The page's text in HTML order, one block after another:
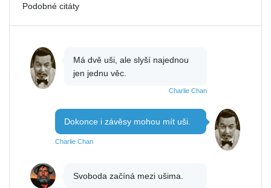
Podobné citáty
Má dvě uši, ale slyší najednou
jen jednu věc.
Charlie Chan
Dokonce i závěsy mohou mít uši.
Charlie Chan
Svoboda začíná mezi ušima.